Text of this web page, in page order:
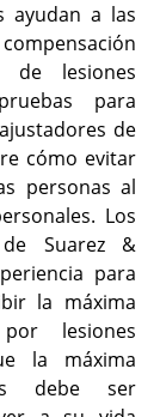
ayudan a las
de lesiones
para
de
cómo evitar
personas al
Los
Suarez &
para
la máxima
lesiones
la máxima
debe ser